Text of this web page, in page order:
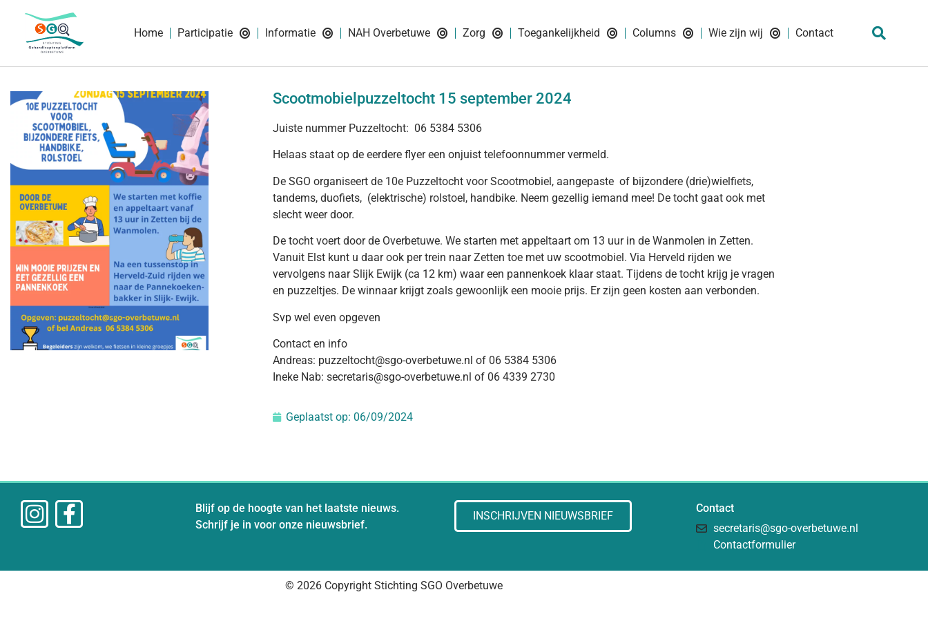
Home Participatie Informatie NAH Overbetuwe Zorg Toegankelijkheid Columns Wie zijn wij Contact
Scootmobielpuzzeltocht 15 september 2024
Juiste nummer Puzzeltocht: 06 5384 5306
Helaas staat op de eerdere flyer een onjuist telefoonnummer vermeld.
De SGO organiseert de 10e Puzzeltocht voor Scootmobiel, aangepaste of bijzondere (drie)wielfiets,
tandems, duofiets, (elektrische) rolstoel, handbike. Neem gezellig iemand mee! De tocht gaat ook met
slecht weer door.
De tocht voert door de Overbetuwe. We starten met appeltaart om 13 uur in de Wanmolen in Zetten.
Vanuit Elst kunt u daar ook per trein naar Zetten toe met uw scootmobiel. Via Herveld rijden we
vervolgens naar Slijk Ewijk (ca 12 km) waar een pannenkoek klaar staat. Tijdens de tocht krijg je vragen
en puzzeltjes. De winnaar krijgt zoals gewoonlijk een mooie prijs. Er zijn geen kosten aan verbonden.
Svp wel even opgeven
Contact en info
Andreas: puzzeltocht@sgo-overbetuwe.nl of 06 5384 5306
Ineke Nab: secretaris@sgo-overbetuwe.nl of 06 4339 2730
Geplaatst op: 06/09/2024
Blijf op de hoogte van het laatste nieuws.
Schrijf je in voor onze nieuwsbrief.
INSCHRIJVEN NIEUWSBRIEF
Contact
secretaris@sgo-overbetuwe.nl
Contactformulier
© 2026 Copyright Stichting SGO Overbetuwe